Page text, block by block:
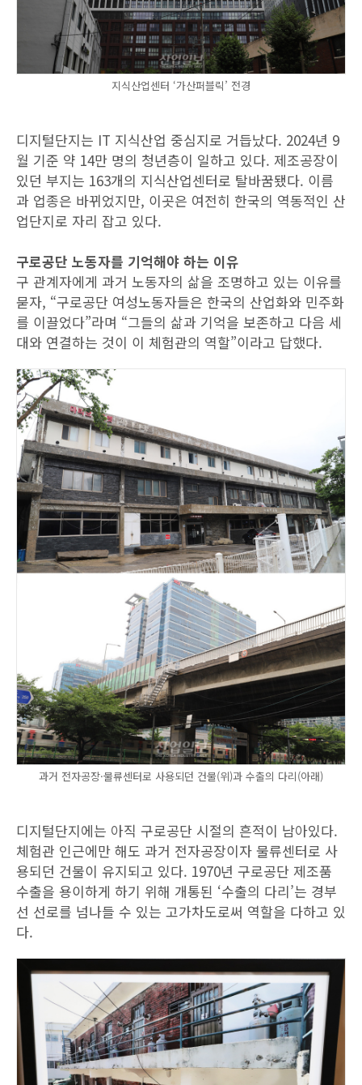
지식산업센터 ‘가산퍼블릭’ 전경
디지털단지는 IT 지식산업 중심지로 거듭났다. 2024년 9
월 기준 약 14만 명의 청년층이 일하고 있다. 제조공장이
있던 부지는 163개의 지식산업센터로 탈바꿈됐다. 이름
과 업종은 바뀌었지만, 이곳은 여전히 한국의 역동적인 산
업단지로 자리 잡고 있다.
구로공단 노동자를 기억해야 하는 이유
구 관계자에게 과거 노동자의 삶을 조명하고 있는 이유를
묻자, “구로공단 여성노동자들은 한국의 산업화와 민주화
를 이끌었다”라며 “그들의 삶과 기억을 보존하고 다음 세
대와 연결하는 것이 이 체험관의 역할”이라고 답했다.
과거 전자공장·물류센터로 사용되던 건물(위)과 수출의 다리(아래)
디지털단지에는 아직 구로공단 시절의 흔적이 남아있다.
체험관 인근에만 해도 과거 전자공장이자 물류센터로 사
용되던 건물이 유지되고 있다. 1970년 구로공단 제조품
수출을 용이하게 하기 위해 개통된 ‘수출의 다리’는 경부
선 선로를 넘나들 수 있는 고가차도로써 역할을 다하고 있
다.